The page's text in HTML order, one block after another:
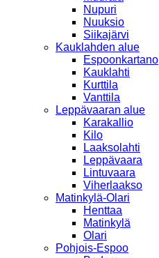
Nupuri
Nuuksio
Siikajärvi
Kauklahden alue
Espoonkartano
Kauklahti
Kurttila
Vanttila
Leppävaaran alue
Karakallio
Kilo
Laaksolahti
Leppävaara
Lintuvaara
Viherlaakso
Matinkylä-Olari
Henttaa
Matinkylä
Olari
Pohjois-Espoo